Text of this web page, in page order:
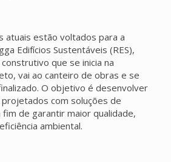
atuais estão voltados para a
Edifícios Sustentáveis (RES),
que se inicia na
vai ao canteiro de obras e se
O objetivo é desenvolver
com soluções de
de garantir maior qualidade,
ambiental.